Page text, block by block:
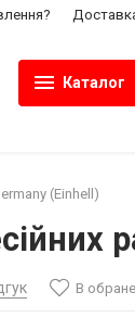
Каталог
(Einhell)
В обране